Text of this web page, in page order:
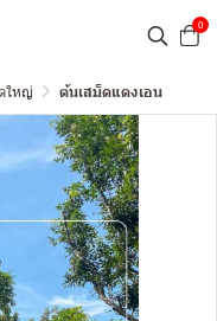
0
ใหญ่ ต้นเสม็ดแดงเอน